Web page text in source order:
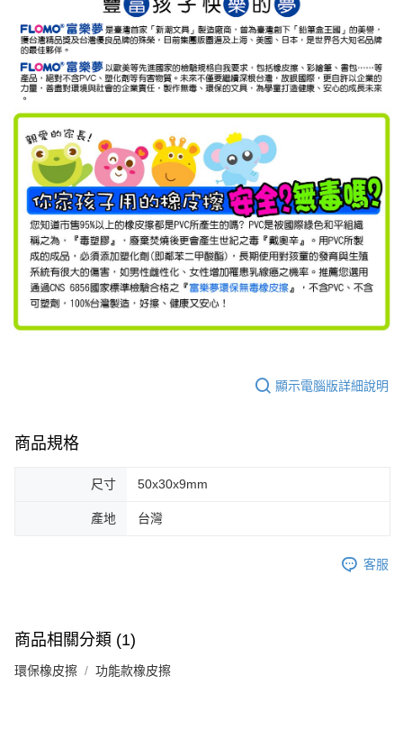
顯示電腦版詳細說明
商品規格
尺寸 50x30x9mm
產地 台灣
客服
商品相關分類 (1)
環保橡皮擦 功能款橡皮擦